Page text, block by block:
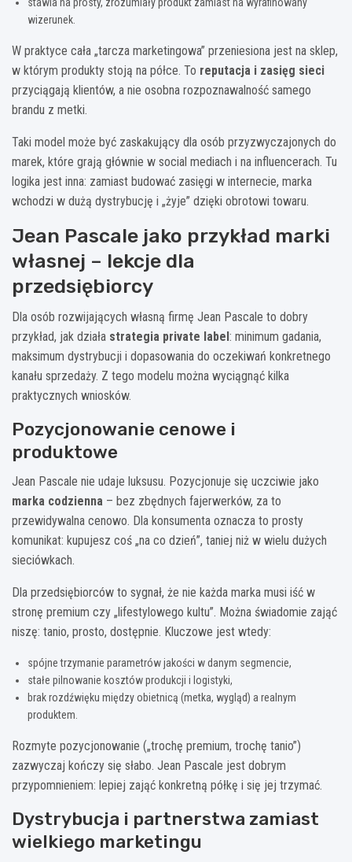
wizerunek.
W praktyce cała „tarcza marketingowa” przeniesiona jest na sklep,
w którym produkty stoją na półce. To reputacja i zasięg sieci
przyciągają klientów, a nie osobna rozpoznawalność samego
brandu z metki.
Taki model może być zaskakujący dla osób przyzwyczajonych do
marek, które grają głównie w social mediach i na influencerach. Tu
logika jest inna: zamiast budować zasięgi w internecie, marka
wchodzi w dużą dystrybucję i „żyje” dzięki obrotowi towaru.
Jean Pascale jako przykład marki
własnej – lekcje dla
przedsiębiorcy
Dla osób rozwijających własną firmę Jean Pascale to dobry
przykład, jak działa strategia private label: minimum gadania,
maksimum dystrybucji i dopasowania do oczekiwań konkretnego
kanału sprzedaży. Z tego modelu można wyciągnąć kilka
praktycznych wniosków.
Pozycjonowanie cenowe i
produktowe
Jean Pascale nie udaje luksusu. Pozycjonuje się uczciwie jako
marka codzienna – bez zbędnych fajerwerków, za to
przewidywalna cenowo. Dla konsumenta oznacza to prosty
komunikat: kupujesz coś „na co dzień”, taniej niż w wielu dużych
sieciówkach.
Dla przedsiębiorców to sygnał, że nie każda marka musi iść w
stronę premium czy „lifestylowego kultu”. Można świadomie zająć
niszę: tanio, prosto, dostępnie. Kluczowe jest wtedy:
spójne trzymanie parametrów jakości w danym segmencie,
stałe pilnowanie kosztów produkcji i logistyki,
brak rozdźwięku między obietnicą (metka, wygląd) a realnym
produktem.
Rozmyte pozycjonowanie („trochę premium, trochę tanio”)
zazwyczaj kończy się słabo. Jean Pascale jest dobrym
przypomnieniem: lepiej zająć konkretną półkę i się jej trzymać.
Dystrybucja i partnerstwa zamiast
wielkiego marketingu